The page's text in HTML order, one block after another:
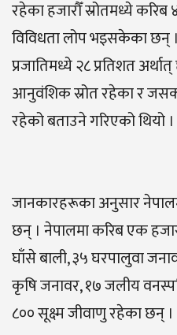
रहेका हजारौँ स्रोतमध्ये
विविधता लोप भइसकेका छन्
प्रजातिमध्ये २८ प्रतिशत
आनुवंशिक स्रोत रहेका र
रहेको बताउने गरिएको थियो ।
जानकारहरूका अनुसार
छन् । नेपालमा करिब एक
घाँसे बाली, ३५ घरपालुवा
कृषि जनावर, १७ जलीय
८०० सूक्ष्म जीवाणु रहेका छन् ।